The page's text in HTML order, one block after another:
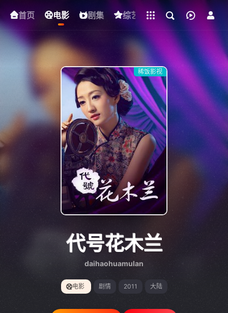
首页 电影 剧集 综艺 动漫 短剧
下载客户端
gt 0"}
稀饭影视
代号花木兰
daihaohuamulan
电影 剧情 2011 大陆